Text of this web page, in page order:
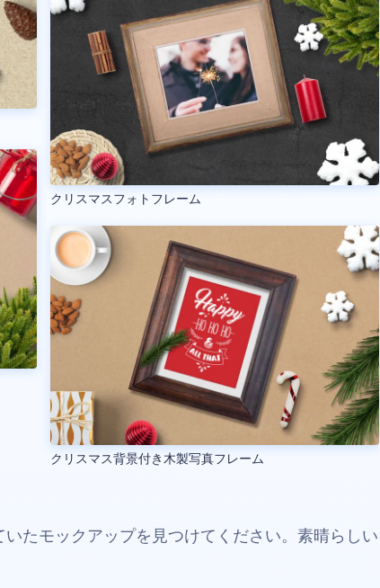
クリスマスフォトフレーム
クリスマス背景付き木製写真フレーム
たモックアップを見つけてください。素晴らし